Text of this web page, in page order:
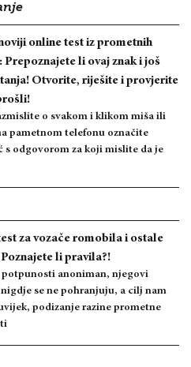
online test iz prometnih
Prepoznajete li ovaj znak i još
Otvorite, riješite i provjerite
o svakom i klikom miša ili
pametnom telefonu označite
s odgovorom za koji mislite da je
za vozače romobila i ostale
li pravila?!
potpunosti anoniman, njegovi
se ne pohranjuju, a cilj nam
podizanje razine prometne